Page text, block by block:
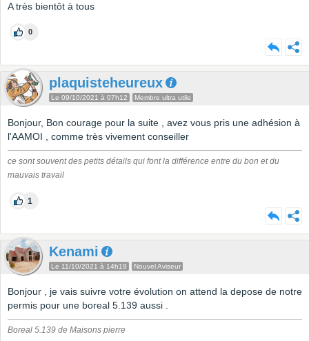
A très bientôt à tous
0
plaquisteheureux
Le 09/10/2021 à 07h12 Membre ultra utile
Bonjour, Bon courage pour la suite , avez vous pris une adhésion à
l'AAMOI , comme très vivement conseiller
ce sont souvent des petits détails qui font la différence entre du bon et du
mauvais travail
1
Kenami
Le 11/10/2021 à 14h19 Nouvel Aviseur
Bonjour , je vais suivre votre évolution on attend la depose de notre
permis pour une boreal 5.139 aussi .
Boreal 5.139 de Maisons pierre